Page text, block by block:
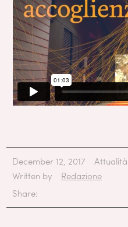
December 12, 2017
Attualità
Written by
Redazione
Share: